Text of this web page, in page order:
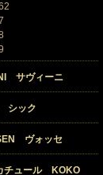
サヴィーニ
シック
ヴォッセ
チュール KOKO